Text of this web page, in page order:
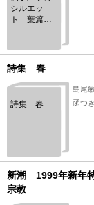
シルエッ
ト 葉篇小
詩集 春
詩集 春
島尾
函つ
新潮 1999年新年
宗教